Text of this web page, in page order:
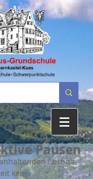
Pausen
Corona-
kein